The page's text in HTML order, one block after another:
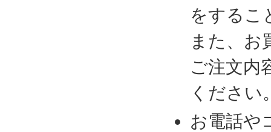
をするこ
また、お
ご注文内
ください
お電話や